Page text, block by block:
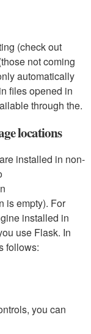
(check out
not coming
automatically
files opened in
through the.
locations
installed in non-
is empty). For
installed in
use Flask. In
follows:
you can